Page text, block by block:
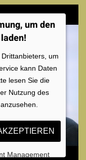
um den
um
kann Daten
lesen Sie die
Nutzung des
Management